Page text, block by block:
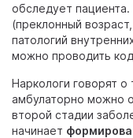
обследует пациента.
(преклонный
патологий
можно проводить
Наркологи говорят о
амбулаторно можно
второй стадии
начинает